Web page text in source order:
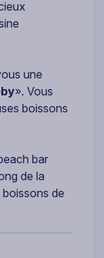
une
». Vous
boissons
bar
de la
de